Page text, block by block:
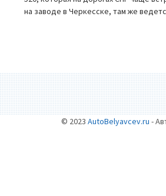
на заводе в Черкесске, там же
© 2023 AutoBelyavcev.ru -